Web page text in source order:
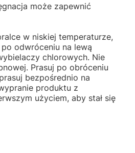
może zapewnić
w niskiej temperaturze,
odwróceniu na lewą
chlorowych. Nie
Prasuj po obróceniu
bezpośrednio na
produktu z
użyciem, aby stał się